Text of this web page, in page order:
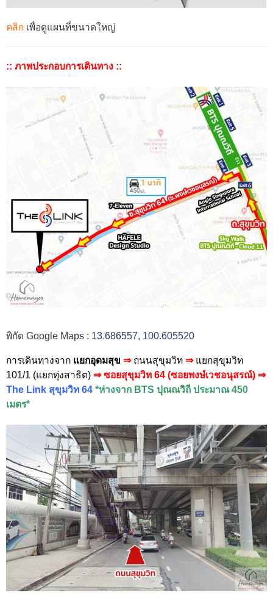
คลิก เพื่อดูแผนที่ขนาดใหญ่
:: ภาพประกอบการเดินทาง ::
พิกัด Google Maps : 13.686557, 100.605520
การเดินทางจาก แยกอุดมสุข ⇒ ถนนสุขุมวิท ⇒ แยกสุขุมวิท
101/1 (แยกทุ่งสาธิต) ⇒ ซอยสุขุมวิท 64 (ซอยพงษ์เวชอนุสรณ์) ⇒
The Link สุขุมวิท 64 *ห่างจาก BTS ปุณณวิถี ประมาณ 450
เมตร*